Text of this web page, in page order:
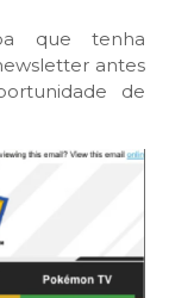
que tenha
antes
de